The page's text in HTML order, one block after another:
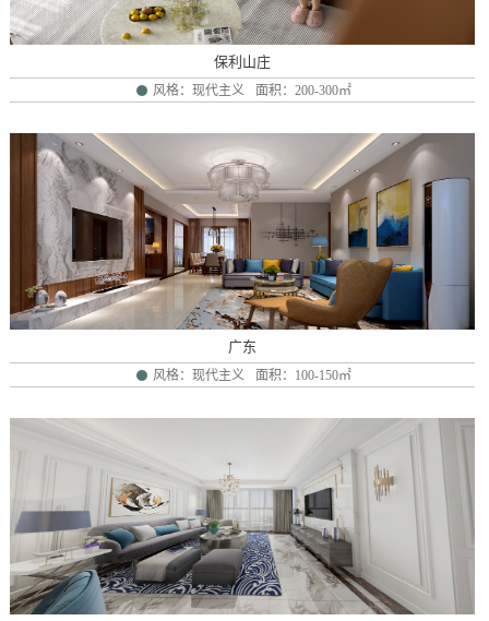
保利山庄
风格：现代主义 面积：200-300㎡
广东
风格：现代主义 面积：100-150㎡